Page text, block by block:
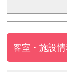
客室・施設情